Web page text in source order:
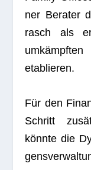
ner Bera­ter
rasch als
etablieren.
Für den
Schritt
könnte die